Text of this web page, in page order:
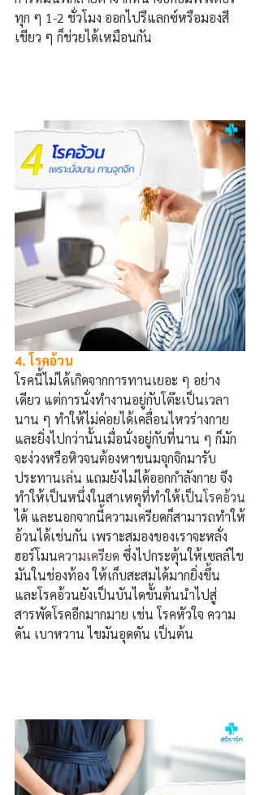
ทุก ๆ 1-2 ชั่วโมง ออกไปรีแลกซ์หรือมองสี
เขียว ๆ ก็ช่วยได้เหมือนกัน
4. โรคอ้วน
โรคนี้ไม่ได้เกิดจากการทานเยอะ ๆ อย่าง
เดียว แต่การนั่งทำงานอยู่กับโต๊ะเป็นเวลา
นาน ๆ ทำให้ไม่ค่อยได้เคลื่อนไหวร่างกาย
และยิ่งไปกว่านั้นเมื่อนั่งอยู่กับที่นาน ๆ ก็มัก
จะง่วงหรือหิวจนต้องหาขนมจุกจิกมารับ
ประทานเล่น แถมยังไม่ได้ออกกำลังกาย จึง
ทำให้เป็นหนึ่งในสาเหตุที่ทำให้เป็นโรคอ้วน
ได้ และนอกจากนี้ความเครียดก็สามารถทำให้
อ้วนได้เช่นกัน เพราะสมองของเราจะหลั่ง
ฮอร์โมนความเครียด ซึ่งไปกระตุ้นให้เซลล์ไข
มันในช่องท้อง ให้เก็บสะสมได้มากยิ่งขึ้น
และโรคอ้วนยังเป็นบันไดขั้นต้นนำไปสู่
สารพัดโรคอีกมากมาย เช่น โรคหัวใจ ความ
ดัน เบาหวาน ไขมันอุดตัน เป็นต้น